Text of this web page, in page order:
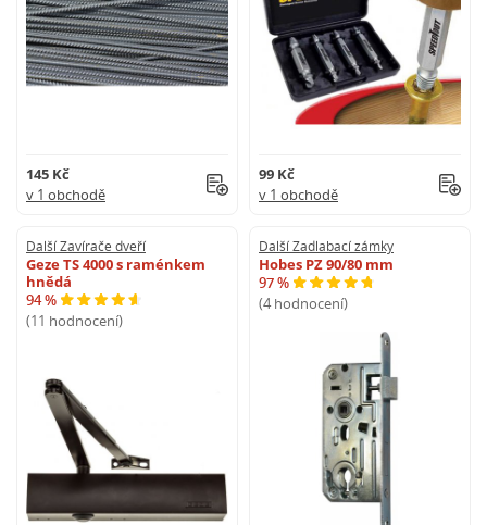
145 Kč
v 1 obchodě
99 Kč
v 1 obchodě
Další Zavírače dveří
Geze TS 4000 s raménkem
hnědá
94 %
(11 hodnocení)
Další Zadlabací zámky
Hobes PZ 90/80 mm
97 %
(4 hodnocení)